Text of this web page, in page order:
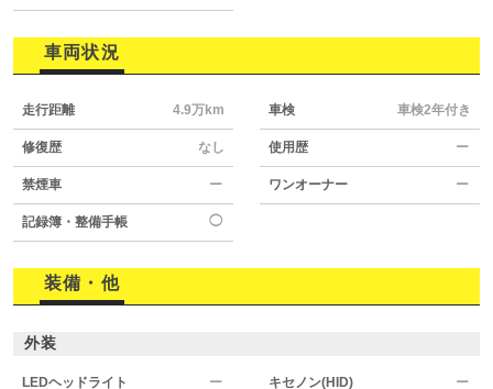
車両状況
走行距離 4.9万km 車検 車検2年付き
修復歴 なし 使用歴 ー
禁煙車 ー ワンオーナー ー
記録簿・整備手帳 ◯
装備・他
外装
LEDヘッドライト ー キセノン(HID) ー